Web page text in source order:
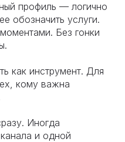
профиль — логично
обозначить услуги.
Без гонки
как инструмент. Для
кому важна
Иногда
и одной